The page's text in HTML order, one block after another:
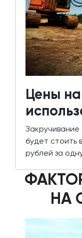
Цены на
будет стоить
рублей за
НА